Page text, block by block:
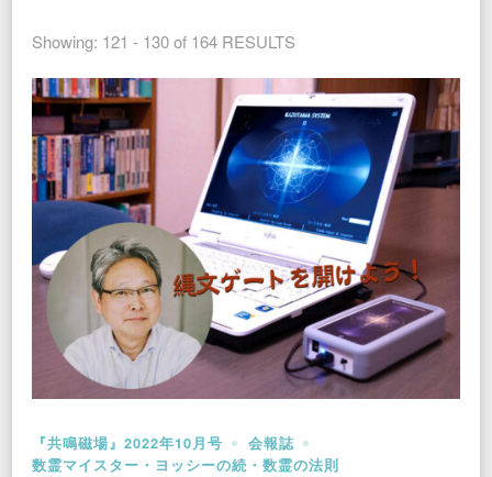
Showing: 121 - 130 of 164 RESULTS
『共鳴磁場』2022年10月号
会報誌
数霊マイスター・ヨッシーの続・数霊の法則